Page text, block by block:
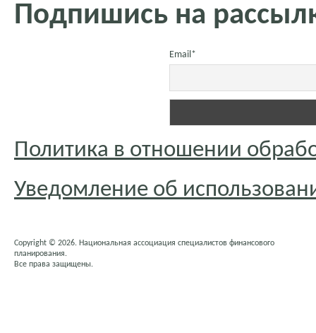
Подпишись на
Email*
Политика в отношении
Уведомление об
Copyright © 2026. Национальная ассоциация специалистов финансового
планирования.
Все права защищены.